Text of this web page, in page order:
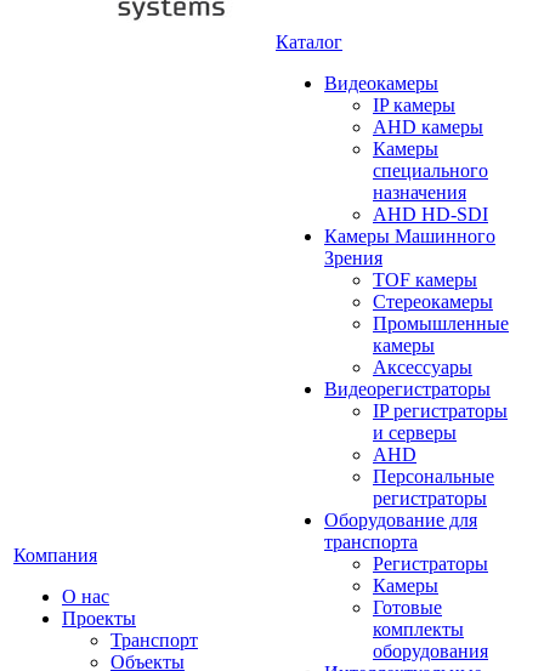
Компания
О нас
Проекты
Транспорт
Объекты
Каталог
Видеокамеры
IP камеры
AHD камеры
Камеры
специального
назначения
AHD HD-SDI
Камеры Машинного
Зрения
TOF камеры
Стереокамеры
Промышленные
камеры
Аксессуары
Видеорегистраторы
IP регистраторы
и серверы
AHD
Персональные
регистраторы
Оборудование для
транспорта
Регистраторы
Камеры
Готовые
комплекты
оборудования